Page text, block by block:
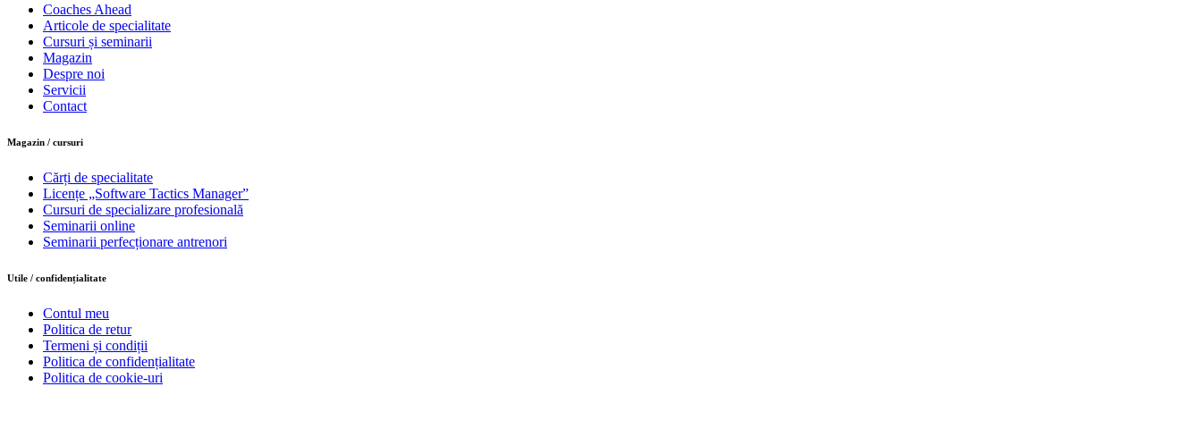
Coaches Ahead
Articole de specialitate
Cursuri și seminarii
Magazin
Despre noi
Servicii
Contact
Magazin / cursuri
Cărți de specialitate
Licențe „Software Tactics Manager”
Cursuri de specializare profesională
Seminarii online
Seminarii perfecționare antrenori
Utile / confidențialitate
Contul meu
Politica de retur
Termeni și condiții
Politica de confidențialitate
Politica de cookie-uri